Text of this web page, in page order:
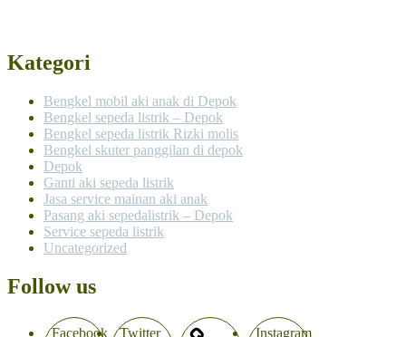
Kategori
Bengkel mobil aki anak di Depok
Bengkel sepeda listrik – Depok
Bengkel sepeda listrik Rizki molis
Bengkel skuter panggilan di depok
Depok
Ganti aki sepeda listrik
Jasa service mainan aki anak
Pasang aki sepedalistrik – Depok
Service sepeda listrik
Uncategorized
Follow us
Facebook Twitter Instagram